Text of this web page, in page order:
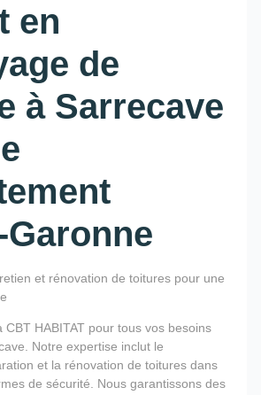
en
de
à Sarrecave
Garonne
et rénovation de toitures pour une
CBT HABITAT pour tous vos besoins
Notre expertise inclut le
et la rénovation de toitures dans
de sécurité. Nous garantissons des